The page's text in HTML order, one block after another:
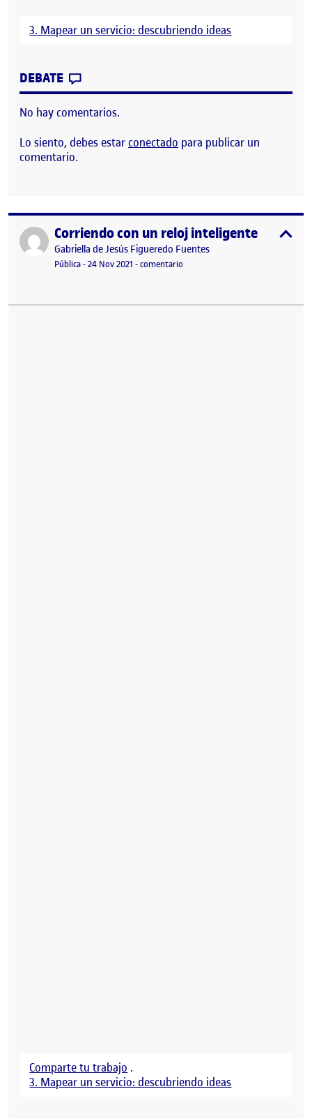
3. Mapear un servicio: descubriendo ideas
DEBATE
No hay comentarios.
Lo siento, debes estarconectado para publicar un
comentario.
Publicado porCorriendo con un reloj inteligente
Publicado por
Gabriella de Jesús Figueredo Fuentes
Visibilidad:
Pública-Fecha de publicación
24 Nov 2021 6 diciembre, 2021 10:54 pm
-comentario
Comparte tu trabajo .
3. Mapear un servicio: descubriendo ideas